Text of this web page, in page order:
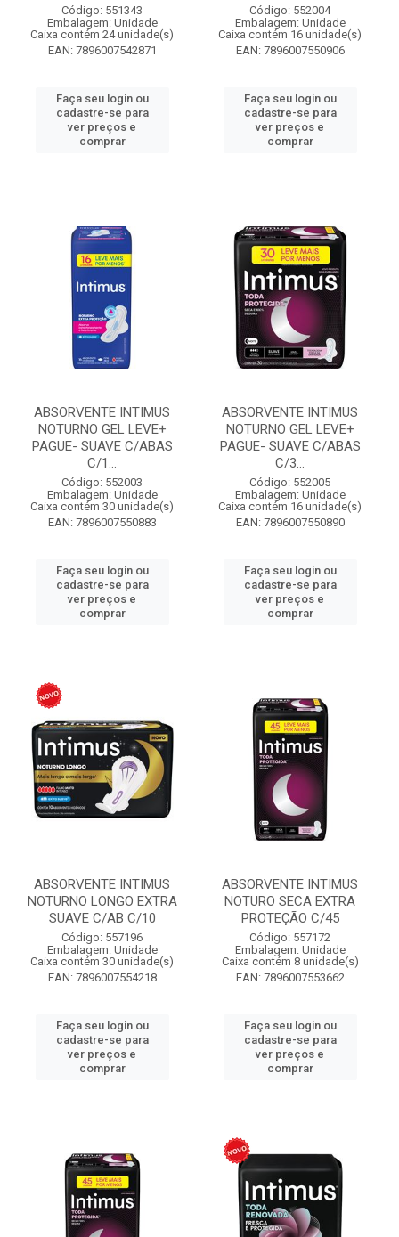
Código: 551343
Embalagem: Unidade
Caixa contém 24 unidade(s)
EAN: 7896007542871
Faça seu login ou
cadastre-se para
ver preços e
comprar
Código: 552004
Embalagem: Unidade
Caixa contém 16 unidade(s)
EAN: 7896007550906
Faça seu login ou
cadastre-se para
ver preços e
comprar
ABSORVENTE INTIMUS
NOTURNO GEL LEVE+
PAGUE- SUAVE C/ABAS
C/1...
Código: 552003
Embalagem: Unidade
Caixa contém 30 unidade(s)
EAN: 7896007550883
Faça seu login ou
cadastre-se para
ver preços e
comprar
ABSORVENTE INTIMUS
NOTURNO GEL LEVE+
PAGUE- SUAVE C/ABAS
C/3...
Código: 552005
Embalagem: Unidade
Caixa contém 16 unidade(s)
EAN: 7896007550890
Faça seu login ou
cadastre-se para
ver preços e
comprar
ABSORVENTE INTIMUS
NOTURNO LONGO EXTRA
SUAVE C/AB C/10
Código: 557196
Embalagem: Unidade
Caixa contém 30 unidade(s)
EAN: 7896007554218
Faça seu login ou
cadastre-se para
ver preços e
comprar
ABSORVENTE INTIMUS
NOTURO SECA EXTRA
PROTEÇÃO C/45
Código: 557172
Embalagem: Unidade
Caixa contém 8 unidade(s)
EAN: 7896007553662
Faça seu login ou
cadastre-se para
ver preços e
comprar